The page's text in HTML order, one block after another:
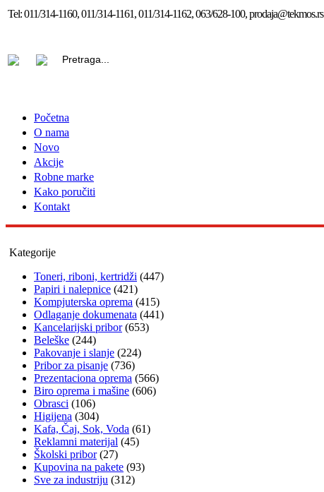
Tel:011/314-1160, 011/314-1161, 011/314-1162, 063/628-100, prodaja@tekmos.rs
Početna
O nama
Novo
Akcije
Robne marke
Kako poručiti
Kontakt
Kategorije
Toneri, riboni, kertridži (447)
Papiri i nalepnice (421)
Kompjuterska oprema (415)
Odlaganje dokumenata (441)
Kancelarijski pribor (653)
Beleške (244)
Pakovanje i slanje (224)
Pribor za pisanje (736)
Prezentaciona oprema (566)
Biro oprema i mašine (606)
Obrasci (106)
Higijena (304)
Kafa, Čaj, Sok, Voda (61)
Reklamni materijal (45)
Školski pribor (27)
Kupovina na pakete (93)
Sve za industriju (312)